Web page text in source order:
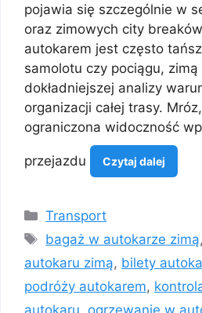
pojawia się szczególnie w
oraz zimowych city
autokarem jest często
samolotu czy pociągu, zimą
dokładniejszej analizy
organizacji całej trasy.
ograniczona widoczność
przejazdu Czytaj dalej
Kategorie
Transport
Tagi
bagaż w autokarze zimą,
autokaru zimą, bilety
podróży autokarem,
autokaru, ogrzewanie w